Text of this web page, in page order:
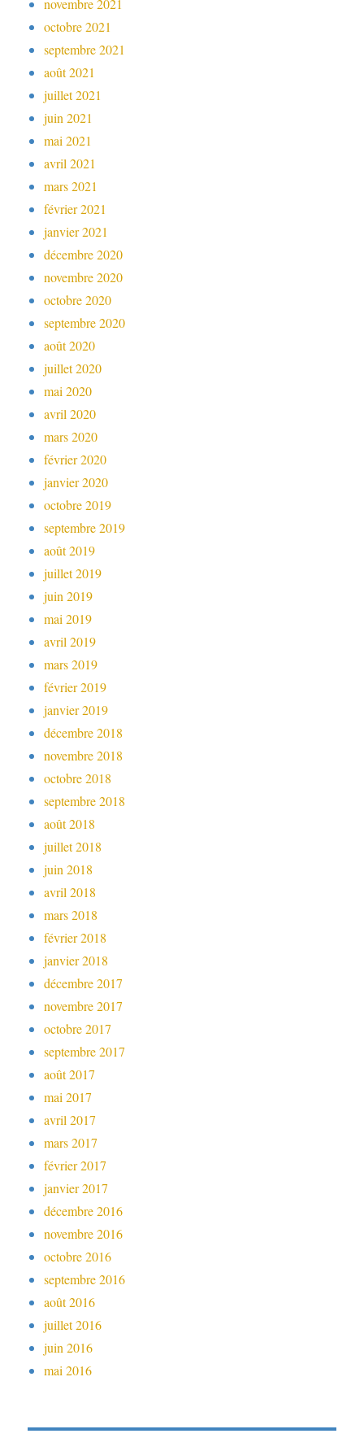
novembre 2021
octobre 2021
septembre 2021
août 2021
juillet 2021
juin 2021
mai 2021
avril 2021
mars 2021
février 2021
janvier 2021
décembre 2020
novembre 2020
octobre 2020
septembre 2020
août 2020
juillet 2020
mai 2020
avril 2020
mars 2020
février 2020
janvier 2020
octobre 2019
septembre 2019
août 2019
juillet 2019
juin 2019
mai 2019
avril 2019
mars 2019
février 2019
janvier 2019
décembre 2018
novembre 2018
octobre 2018
septembre 2018
août 2018
juillet 2018
juin 2018
avril 2018
mars 2018
février 2018
janvier 2018
décembre 2017
novembre 2017
octobre 2017
septembre 2017
août 2017
mai 2017
avril 2017
mars 2017
février 2017
janvier 2017
décembre 2016
novembre 2016
octobre 2016
septembre 2016
août 2016
juillet 2016
juin 2016
mai 2016